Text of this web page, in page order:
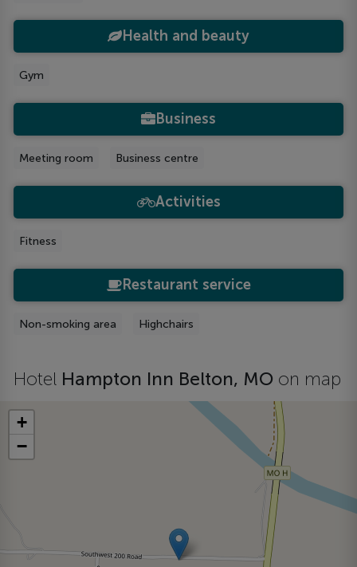
Health and beauty
Gym
Business
Meeting room Business centre
Activities
Fitness
Restaurant service
Non-smoking area Highchairs
Hotel Hampton Inn Belton, MO on map
+
−